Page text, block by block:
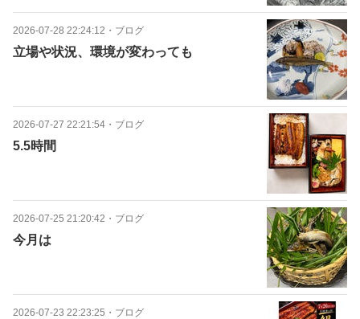
2026-07-28 22:24:12 ・ ブログ
立場や状況、環境が変わっても
2026-07-27 22:21:54 ・ ブログ
5.5時間
2026-07-25 21:20:42 ・ ブログ
今月は
2026-07-23 22:23:25 ・ ブログ